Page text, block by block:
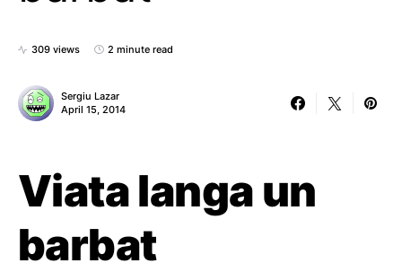
309 views 2 minute read
Sergiu Lazar
April 15, 2014
Viata langa un
barbat